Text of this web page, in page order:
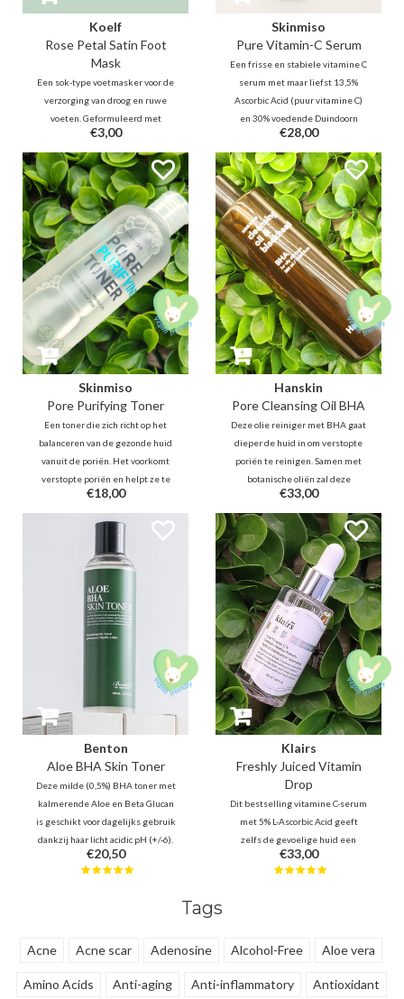
Koelf
Rose Petal Satin Foot
Mask
Een sok-type voetmasker voor de
verzorging van droog en ruwe
voeten. Geformuleerd met
rozenextract, peptiden,
salicylzuur en menthol in een
romige essentie, hydrateert,
verzacht en kalmeert het de
vermoeide voeten.
€3,00
Skinmiso
Pure Vitamin-C Serum
Een frisse en stabiele vitamine C
serum met maar liefst 13,5%
Ascorbic Acid (puur vitamine C)
en 30% voedende Duindoorn
extract om de huid algeheel te
verbeteren in teint en textuur
zodat deze gezond kan stralen.
€28,00
Skinmiso
Pore Purifying Toner
Een toner die zich richt op het
balanceren van de gezonde huid
vanuit de poriën. Het voorkomt
verstopte poriën en helpt ze te
kalmeren en te hydrateren, zodat
de huid in het algemeen wordt
verbeterd vanaf de eerste stap
na het reinigen.
€18,00
Hanskin
Pore Cleansing Oil BHA
Deze olie reiniger met BHA gaat
dieper de huid in om verstopte
poriën te reinigen. Samen met
botanische oliën zal deze
verfrissende cleansing oil
onzuiverheden, mee-eters en
make-up verwijderen.
€33,00
Benton
Aloe BHA Skin Toner
Deze milde (0,5%) BHA toner met
kalmerende Aloe en Beta Glucan
is geschikt voor dagelijks gebruik
dankzij haar licht acidic pH (+/-6).
Hierdoor is het uitstekend te
gebruiken voor dagelijks in de
€20,50
Klairs
Freshly Juiced Vitamin
Drop
Dit bestselling vitamine C-serum
met 5% L-Ascorbic Acid geeft
zelfs de gevoelige huid een
jeugdige glow. Het verbetert de
teint en textuur, terwijl poriën
uitstraling!
€33,00
Tags
Acne Acne scar Adenosine Alcohol-Free Aloe vera
Amino Acids Anti-aging Anti-inflammatory Antioxidant